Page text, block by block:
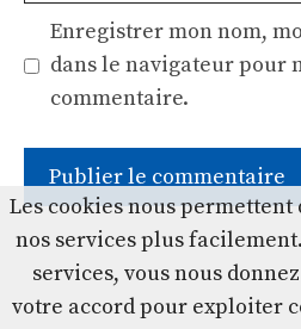
Enregistrer mon nom,
dans le navigateur pour
commentaire.
Les cookies nous permettent
nos services plus
services, vous nous
votre accord pour exploiter